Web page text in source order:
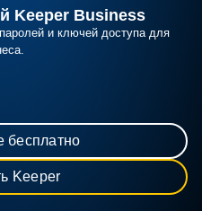
Keeper Business
и ключей доступа для
бесплатно
Keeper